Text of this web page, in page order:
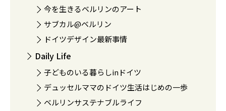
今を生きるベルリンのアート
サブカル@ベルリン
ドイツデザイン最新事情
Daily Life
子どものいる暮らしinドイツ
デュッセルママのドイツ生活はじめの一歩
ベルリンサステナブルライフ